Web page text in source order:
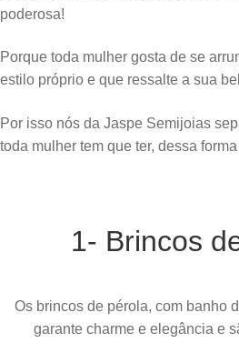
poderosa!
Porque toda mulher gosta de se
estilo próprio e que ressalte a sua
Por isso nós da Jaspe Semijoias
toda mulher tem que ter, dessa
1- Brincos
Os brincos de pérola, com banho
garante charme e elegância e